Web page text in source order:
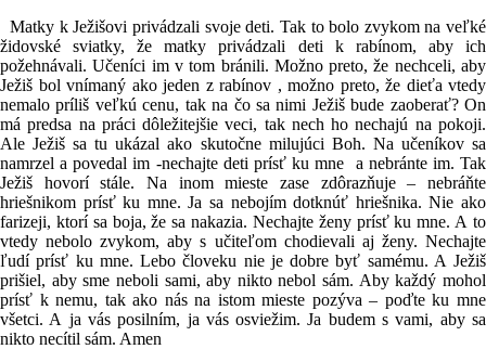
Matky k Ježišovi privádzali svoje deti. Tak to bolo zvykom na veľké
židovské sviatky, že matky privádzali deti k rabínom, aby ich
požehnávali. Učeníci im v tom bránili. Možno preto, že nechceli, aby
Ježiš bol vnímaný ako jeden z rabínov , možno preto, že dieťa vtedy
nemalo príliš veľkú cenu, tak na čo sa nimi Ježiš bude zaoberať? On
má predsa na práci dôležitejšie veci, tak nech ho nechajú na pokoji.
Ale Ježiš sa tu ukázal ako skutočne milujúci Boh. Na učeníkov sa
namrzel a povedal im -nechajte deti prísť ku mne a nebránte im. Tak
Ježiš hovorí stále. Na inom mieste zase zdôrazňuje – nebráňte
hriešnikom prísť ku mne. Ja sa nebojím dotknúť hriešnika. Nie ako
farizeji, ktorí sa boja, že sa nakazia. Nechajte ženy prísť ku mne. A to
vtedy nebolo zvykom, aby s učiteľom chodievali aj ženy. Nechajte
ľudí prísť ku mne. Lebo človeku nie je dobre byť samému. A Ježiš
prišiel, aby sme neboli sami, aby nikto nebol sám. Aby každý mohol
prísť k nemu, tak ako nás na istom mieste pozýva – poďte ku mne
všetci. A ja vás posilním, ja vás osviežim. Ja budem s vami, aby sa
nikto necítil sám. Amen